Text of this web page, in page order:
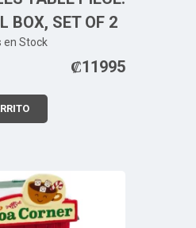
BOX, SET OF 2
en Stock
₡11995